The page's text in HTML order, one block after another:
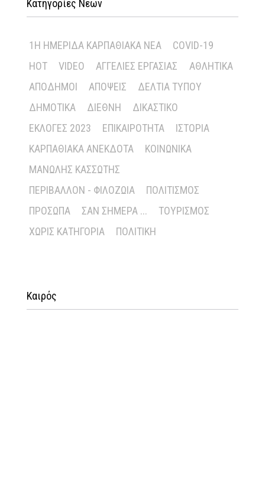
Κατηγορίες Νέων
1Η ΗΜΕΡΊΔΑ ΚΑΡΠΑΘΙΑΚΆ ΝΈΑ
COVID-19
HOT
VIDEO ΑΓΓΕΛΊΕΣ ΕΡΓΑΣΊΑΣ
ΑΘΛΗΤΙΚΆ
ΑΠΌΔΗΜΟΙ
ΑΠΌΨΕΙΣ
ΔΕΛΤΊΑ ΤΎΠΟΥ
ΔΗΜΟΤΙΚΆ
ΔΙΕΘΝΉ
ΔΙΚΑΣΤΙΚΌ
ΕΚΛΟΓΈΣ 2023
ΕΠΙΚΑΙΡΌΤΗΤΑ
ΙΣΤΟΡΊΑ
ΚΑΡΠΑΘΙΑΚΆ ΑΝΈΚΔΟΤΑ
ΚΟΙΝΩΝΙΚΆ
ΜΑΝΏΛΗΣ ΚΑΣΣΏΤΗΣ
ΠΕΡΙΒΆΛΛΟΝ - ΦΙΛΟΖΩΊΑ
ΠΟΛΙΤΙΣΜΌΣ
ΠΡΌΣΩΠΑ
ΣΑΝ ΣΉΜΕΡΑ ...
ΤΟΥΡΙΣΜΌΣ
ΧΩΡΊΣ ΚΑΤΗΓΟΡΊΑ
ΠΟΛΙΤΙΚΉ
Καιρός